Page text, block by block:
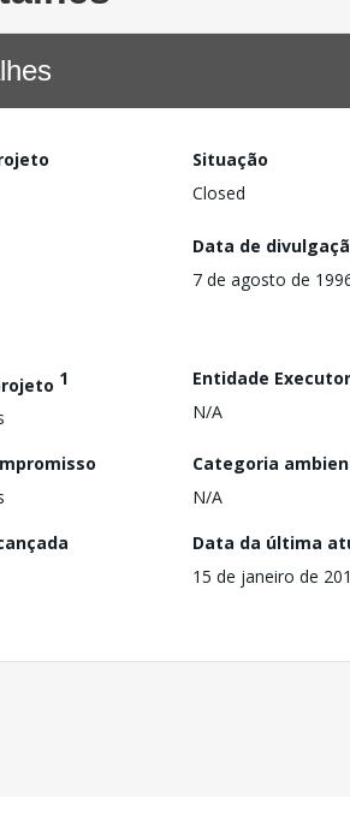
Situação
Closed
Data de
7 de agosto de
1
Entidade
N/A
Categoria
N/A
Data da última
15 de janeiro de